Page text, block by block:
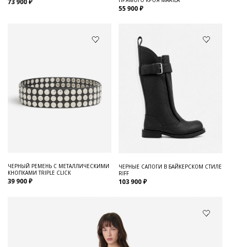
55 900 ₽
ЧЕРНЫЙ РЕМЕНЬ С МЕТАЛЛИЧЕСКИМИ
КНОПКАМИ TRIPLE CLICK
39 900 ₽
ЧЕРНЫЕ САПОГИ В БАЙКЕРСКОМ СТИЛЕ
RIFF
103 900 ₽